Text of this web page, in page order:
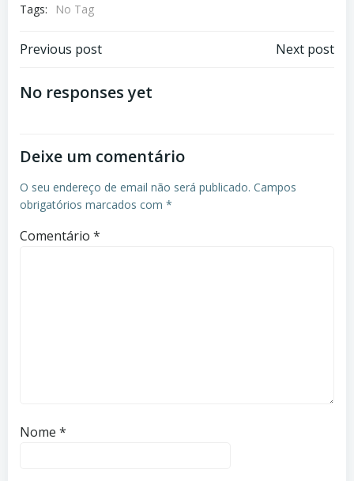
Tags:
No Tag
Post
navigation
Previous post Next post
No responses yet
Deixe um comentário
O seu endereço de email não será publicado. Campos
obrigatórios marcados com *
Comentário *
Nome *